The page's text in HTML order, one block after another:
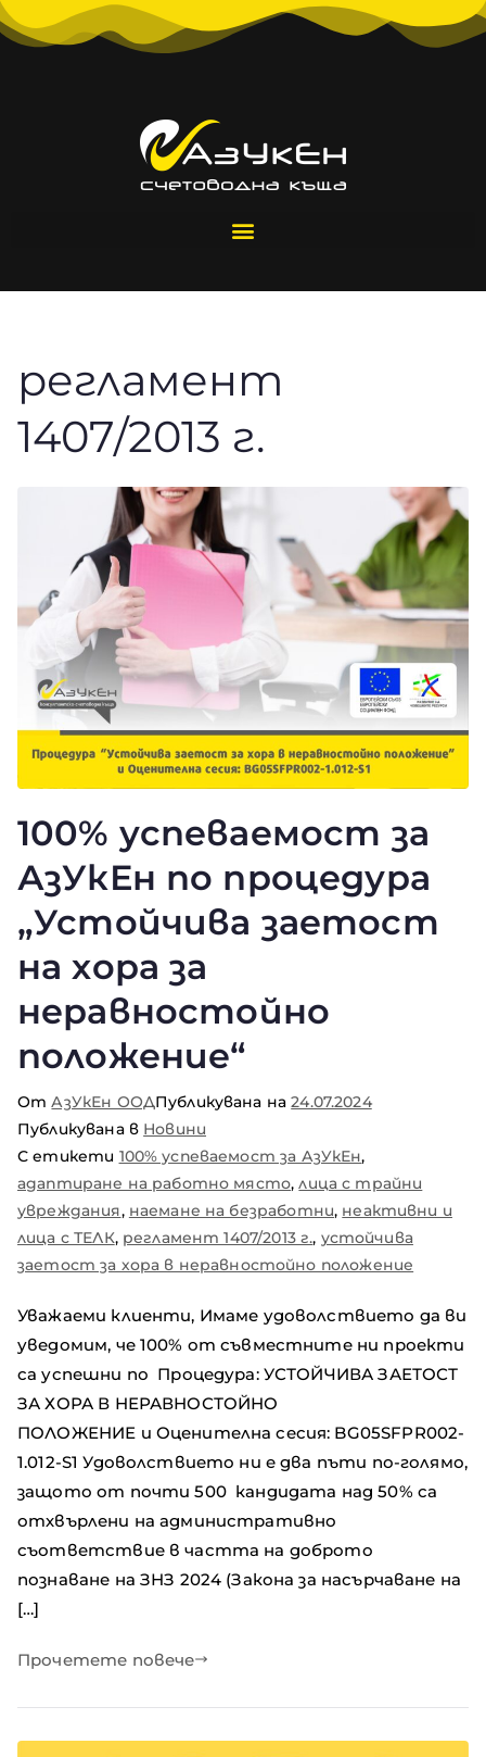
регламент
1407/2013 г.
100% успеваемост за
АзУкЕн по процедура
„Устойчива заетост
на хора за
неравностойно
положение“
ОтАзУкЕн ООДПубликувана на24.07.2024
Публикувана в Новини
С етикети 100% успеваемост за АзУкЕн,
адаптиране на работно място,лица с трайни
увреждания, наемане на безработни, неактивни и
лица с ТЕЛК, регламент 1407/2013 г., устойчива
заетост за хора в неравностойно положение
Уважаеми клиенти, Имаме удоволствието да ви
уведомим, че 100% от съвместните ни проекти
са успешни по Процедура: УСТОЙЧИВА ЗАЕТОСТ
ЗА ХОРА В НЕРАВНОСТОЙНО
ПОЛОЖЕНИЕ и Оценителна сесия: BG05SFPR002-
1.012-S1 Удоволствието ни е два пъти по-голямо,
защото от почти 500 кандидата над 50% са
отхвърлени на административно
съответствие в частта на доброто
познаване на ЗНЗ 2024 (Закона за насърчаване на
[…]
Прочетете повече